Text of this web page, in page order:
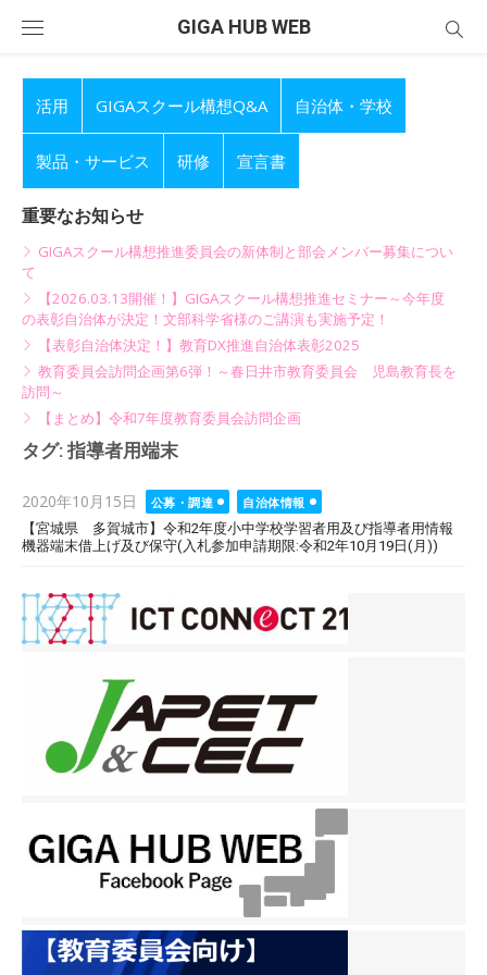
GIGA HUB WEB
活用 GIGAスクール構想Q&A 自治体・学校
製品・サービス 研修 宣言書
重要なお知らせ
GIGAスクール構想推進委員会の新体制と部会メンバー募集につい
て
【2026.03.13開催！】GIGAスクール構想推進セミナー～今年度
の表彰自治体が決定！文部科学省様のご講演も実施予定！
【表彰自治体決定！】教育DX推進自治体表彰2025
教育委員会訪問企画第6弾！～春日井市教育委員会 児島教育長を
訪問～
【まとめ】令和7年度教育委員会訪問企画
タグ: 指導者用端末
Posted
on
2020年10月15日 公募・調達
自治体情報
【宮城県 多賀城市】令和2年度小中学校学習者用及び指導者用情報
機器端末借上げ及び保守(入札参加申請期限:令和2年10月19日(月))